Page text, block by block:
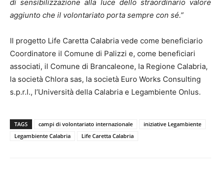
di sensibilizzazione alla luce dello straordinario valore
aggiunto che il volontariato porta sempre con sé.”
Il progetto Life Caretta Calabria vede come beneficiario
Coordinatore il Comune di Palizzi e, come beneficiari
associati, il Comune di Brancaleone, la Regione Calabria,
la società Chlora sas, la società Euro Works Consulting
s.p.r.l., l’Università della Calabria e Legambiente Onlus.
TAGS campi di volontariato internazionale
iniziative Legambiente
Legambiente Calabria
Life Caretta Calabria